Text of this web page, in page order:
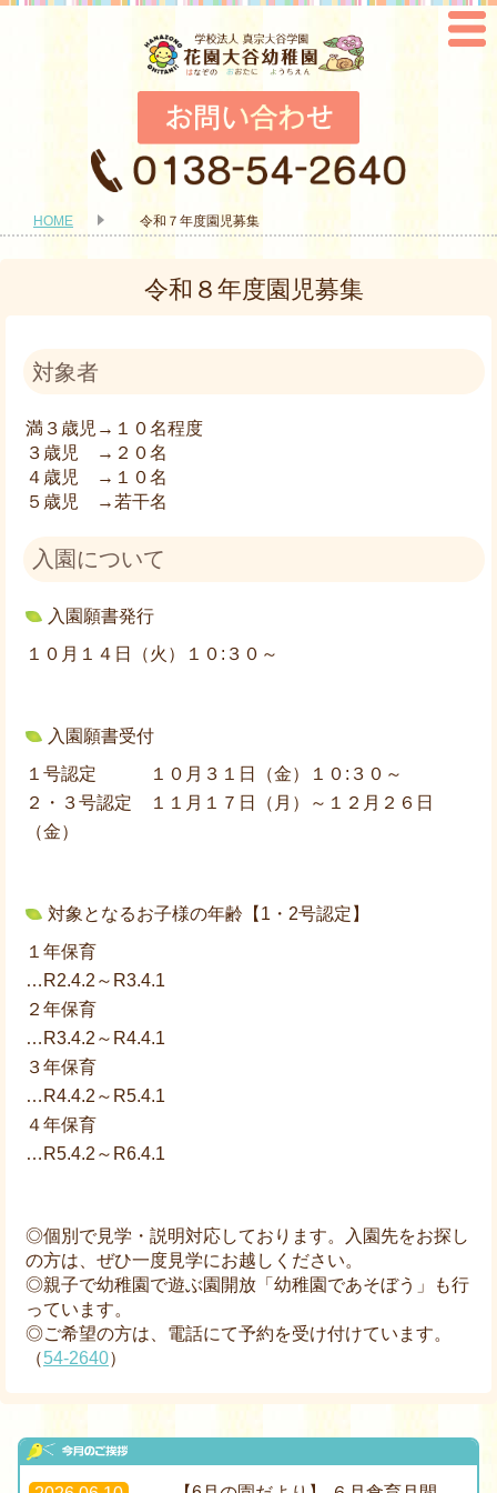
HOME 令和７年度園児募集
令和８年度園児募集
対象者
満３歳児→１０名程度
３歳児 →２０名
４歳児 →１０名
５歳児 →若干名
入園について
入園願書発行
１０月１４日（火）１０:３０～
入園願書受付
１号認定 １０月３１日（金）１０:３０～
２・３号認定 １１月１７日（月）～１２月２６日
（金）
対象となるお子様の年齢【1・2号認定】
１年保育
…R2.4.2～R3.4.1
２年保育
…R3.4.2～R4.4.1
３年保育
…R4.4.2～R5.4.1
４年保育
…R5.4.2～R6.4.1
◎個別で見学・説明対応しております。入園先をお探し
の方は、ぜひ一度見学にお越しください。
◎親子で幼稚園で遊ぶ園開放「幼稚園であそぼう」も行
っています。
◎ご希望の方は、電話にて予約を受け付けています。
（54-2640）